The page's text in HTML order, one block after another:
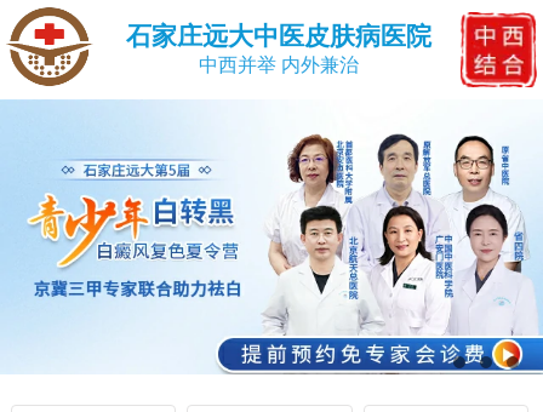
石家庄远大中医皮肤病医院
中西并举 内外兼治